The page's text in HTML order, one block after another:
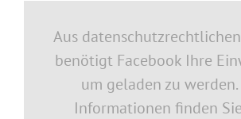
Aus
benötigt Facebook Ihre
um geladen zu
Informationen finden